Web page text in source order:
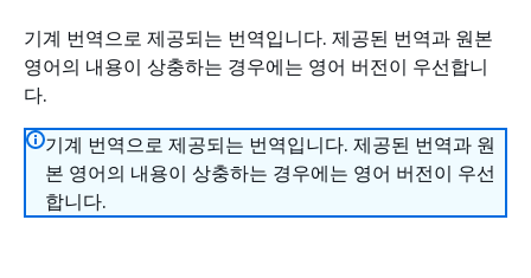
기계 번역으로 제공되는 번역입니다. 제공된 번역과 원본
영어의 내용이 상충하는 경우에는 영어 버전이 우선합니
다.
기계 번역으로 제공되는 번역입니다. 제공된 번역과 원
본 영어의 내용이 상충하는 경우에는 영어 버전이 우선
합니다.